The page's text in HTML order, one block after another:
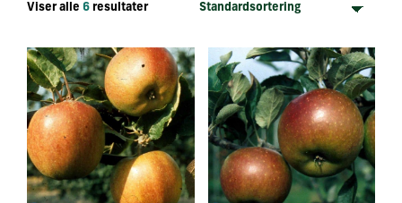
Viser alle 6 resultater